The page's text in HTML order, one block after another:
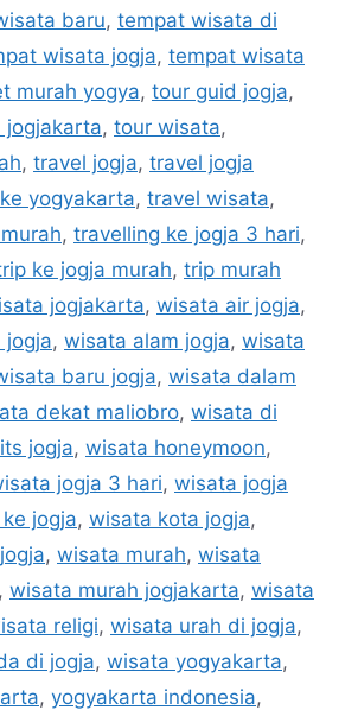
baru, tempat wisata di
wisata jogja, tempat wisata
murah yogya, tour guid jogja,
jogjakarta, tour wisata,
, travel jogja, travel jogja
yogyakarta, travel wisata,
, travelling ke jogja 3 hari,
ke jogja murah, trip murah
jogjakarta, wisata air jogja,
jogja, wisata alam jogja, wisata
baru jogja, wisata dalam
dekat maliobro, wisata di
jogja, wisata honeymoon,
jogja 3 hari, wisata jogja
jogja, wisata kota jogja,
, wisata murah, wisata
, wisata murah jogjakarta, wisata
religi, wisata urah di jogja,
di jogja, wisata yogyakarta,
, yogyakarta indonesia,